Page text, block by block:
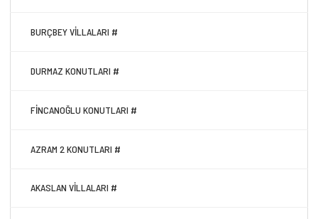
BURÇBEY VİLLALARI #
DURMAZ KONUTLARI #
FİNCANOĞLU KONUTLARI #
AZRAM 2 KONUTLARI #
AKASLAN VİLLALARI #